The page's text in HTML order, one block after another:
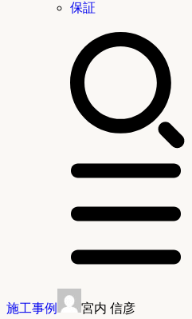
保証
施工事例 宮内 信彦